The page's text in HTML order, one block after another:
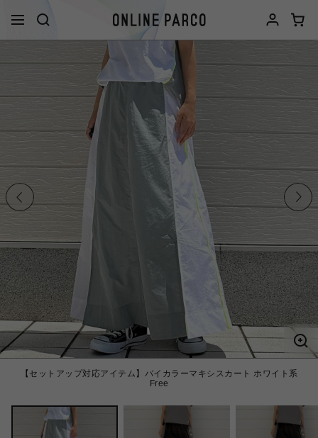
【セットアップ対応アイテム】バイカラーマキシスカート ホワイト系
Free